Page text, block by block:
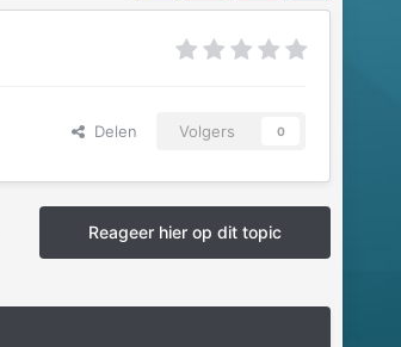
Delen Volgers 0
Reageer hier op dit topic